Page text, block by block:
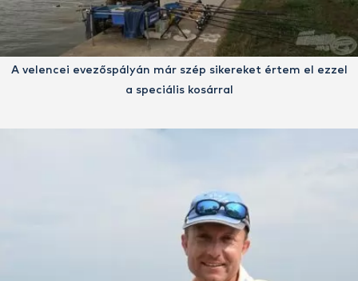
A velencei evezőspályán már szép sikereket értem el ezzel
a speciális kosárral